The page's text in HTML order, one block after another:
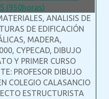
(950horas)
ANALISIS DE
DE EDIFICACIÓN
MADERA,
CYPECAD, DIBUJO
Y PRIMER CURSO
PROFESOR DIBUJO
COLEGIO CALASANCIO
ESTRUCTURISTA